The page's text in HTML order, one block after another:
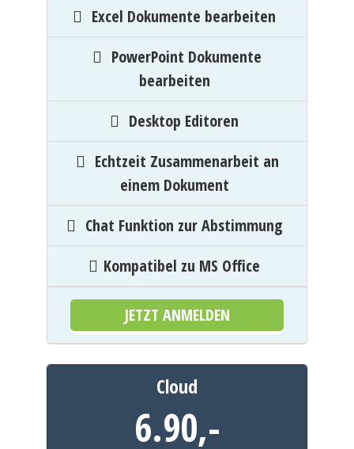
Excel Dokumente bearbeiten
PowerPoint Dokumente
bearbeiten
Desktop Editoren
Echtzeit Zusammenarbeit an
einem Dokument
Chat Funktion zur Abstimmung
Kompatibel zu MS Office
JETZT ANMELDEN
Cloud
6.90,-